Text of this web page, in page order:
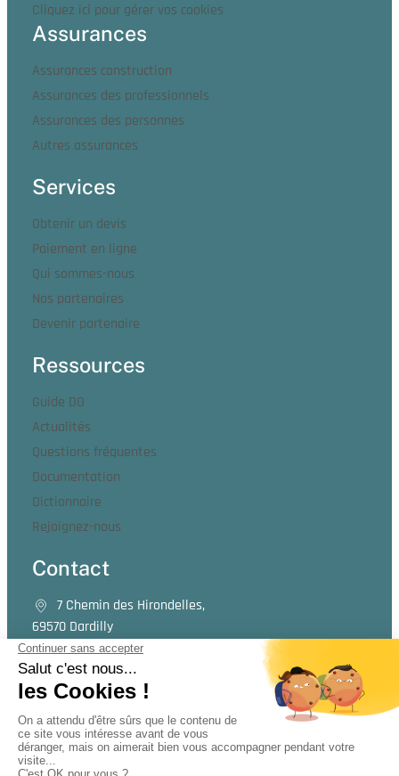
Cliquez ici pour gérer vos cookies
Assurances
Assurances construction
Assurances des professionnels
Assurances des personnes
Autres assurances
Services
Obtenir un devis
Paiement en ligne
Qui sommes-nous
Nos partenaires
Devenir partenaire
Ressources
Guide DO
Actualités
Questions fréquentes
Documentation
Dictionnaire
Rejoignez-nous
Contact
7 Chemin des Hirondelles,
69570 Dardilly
04 82 54 00 45
Contactez-nous